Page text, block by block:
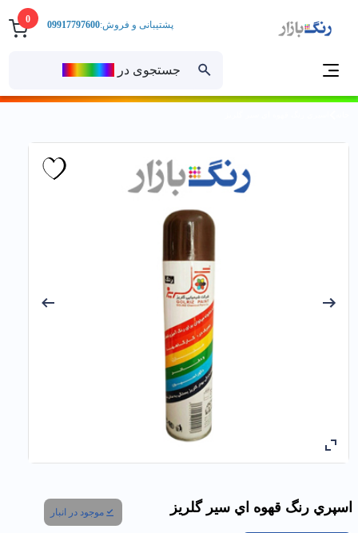
0
جستجوی در
پشتیبانی و فروش:09917797600
اسپري رنگ قهوه اي سير گلریز موجود در انبار